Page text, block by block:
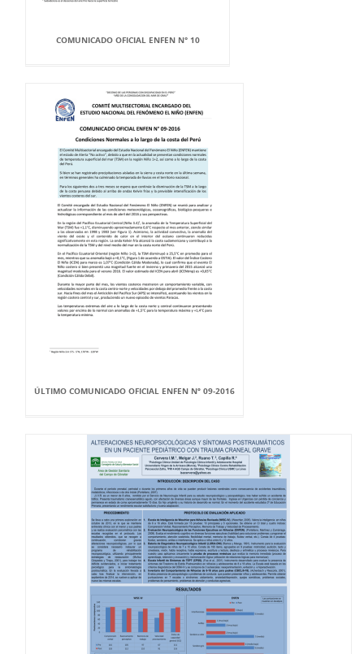
COMUNICADO OFICIAL ENFEN N° 10
ÚLTIMO COMUNICADO OFICIAL ENFEN Nº 09-2016